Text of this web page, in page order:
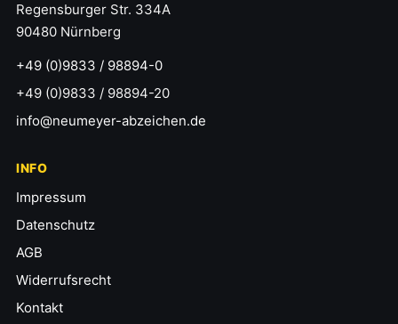
Regensburger Str. 334A
90480 Nürnberg
+49 (0)9833 / 98894-0
+49 (0)9833 / 98894-20
info@neumeyer-abzeichen.de
INFO
Impressum
Datenschutz
AGB
Widerrufsrecht
Kontakt